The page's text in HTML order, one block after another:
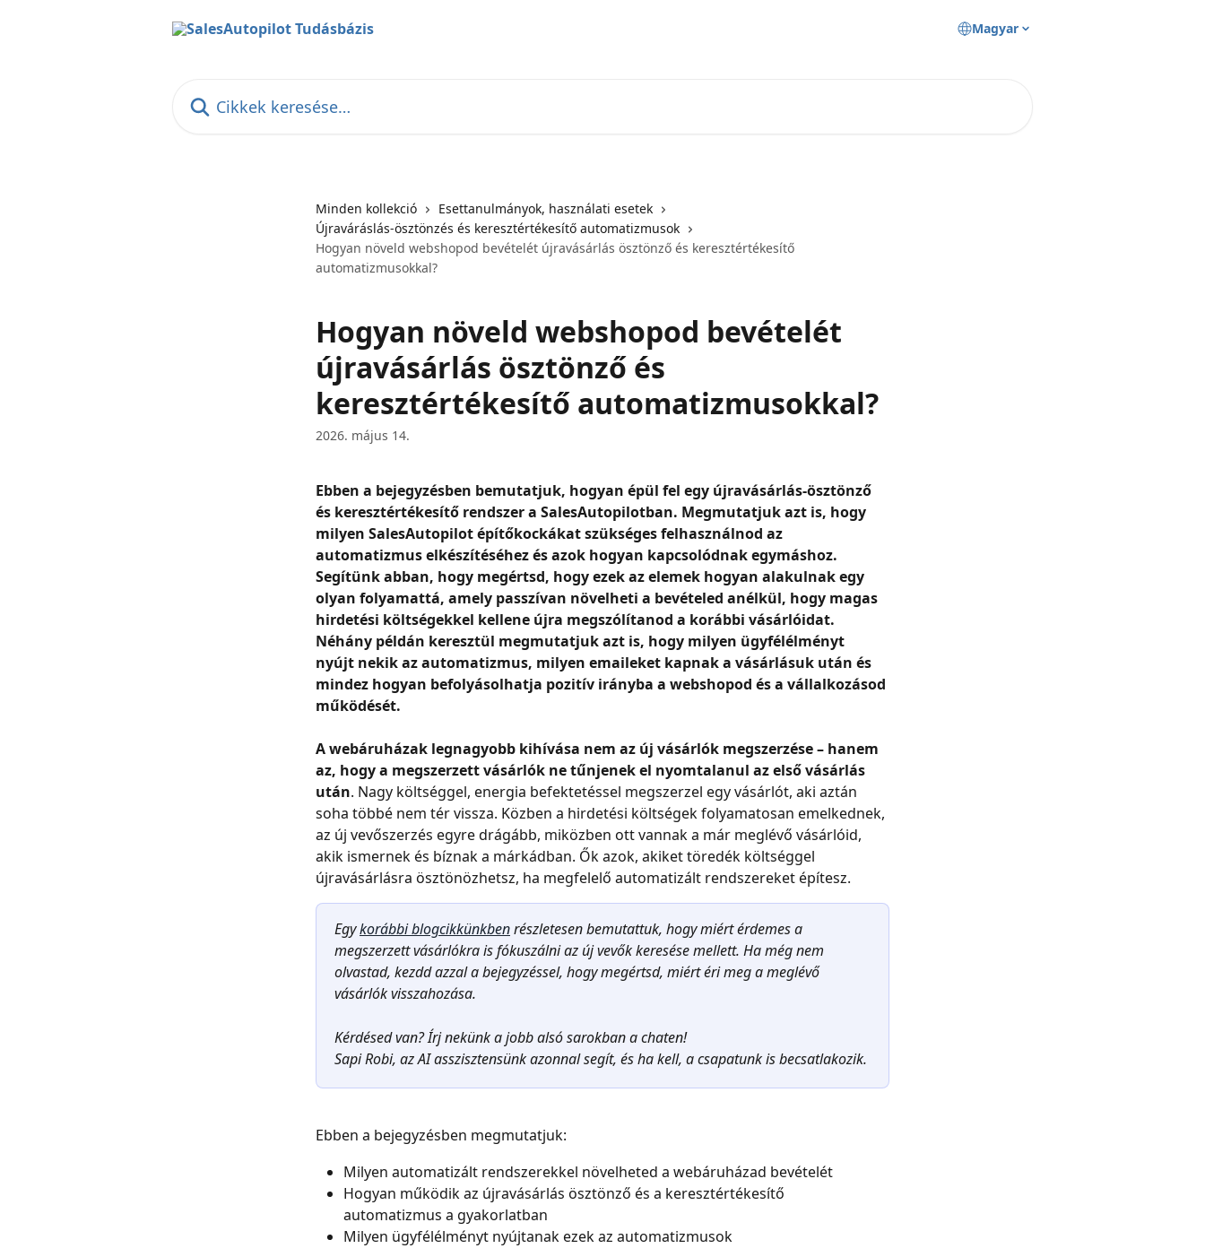
Magyar
Minden kollekció
Esettanulmányok, használati esetek
Újraváráslás-ösztönzés és keresztértékesítő automatizmusok
Hogyan növeld webshopod bevételét újravásárlás ösztönző és keresztértékesítő
automatizmusokkal?
Hogyan növeld webshopod bevételét
újravásárlás ösztönző és
keresztértékesítő automatizmusokkal?
2026. május 14.
Ebben a bejegyzésben bemutatjuk, hogyan épül fel egy újravásárlás-ösztönző
és keresztértékesítő rendszer a SalesAutopilotban. Megmutatjuk azt is, hogy
milyen SalesAutopilot építőkockákat szükséges felhasználnod az
automatizmus elkészítéséhez és azok hogyan kapcsolódnak egymáshoz.
Segítünk abban, hogy megértsd, hogy ezek az elemek hogyan alakulnak egy
olyan folyamattá, amely passzívan növelheti a bevételed anélkül, hogy magas
hirdetési költségekkel kellene újra megszólítanod a korábbi vásárlóidat.
Néhány példán keresztül megmutatjuk azt is, hogy milyen ügyfélélményt
nyújt nekik az automatizmus, milyen emaileket kapnak a vásárlásuk után és
mindez hogyan befolyásolhatja pozitív irányba a webshopod és a vállalkozásod
működését.
A webáruházak legnagyobb kihívása nem az új vásárlók megszerzése – hanem
az, hogy a megszerzett vásárlók ne tűnjenek el nyomtalanul az első vásárlás
után. Nagy költséggel, energia befektetéssel megszerzel egy vásárlót, aki aztán
soha többé nem tér vissza. Közben a hirdetési költségek folyamatosan emelkednek,
az új vevőszerzés egyre drágább, miközben ott vannak a már meglévő vásárlóid,
akik ismernek és bíznak a márkádban. Ők azok, akiket töredék költséggel
újravásárlásra ösztönözhetsz, ha megfelelő automatizált rendszereket építesz.
Egy korábbi blogcikkünkben részletesen bemutattuk, hogy miért érdemes a
megszerzett vásárlókra is fókuszálni az új vevők keresése mellett. Ha még nem
olvastad, kezdd azzal a bejegyzéssel, hogy megértsd, miért éri meg a meglévő
vásárlók visszahozása.
Kérdésed van? Írj nekünk a jobb alsó sarokban a chaten!
Sapi Robi, az AI asszisztensünk azonnal segít, és ha kell, a csapatunk is becsatlakozik.
Ebben a bejegyzésben megmutatjuk:
Milyen automatizált rendszerekkel növelheted a webáruházad bevételét
Hogyan működik az újravásárlás ösztönző és a keresztértékesítő
automatizmus a gyakorlatban
Milyen ügyfélélményt nyújtanak ezek az automatizmusok